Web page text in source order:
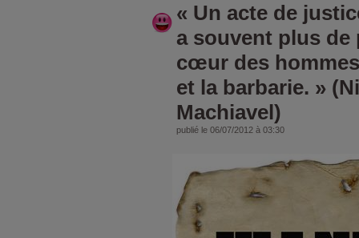
« Un acte de
a souvent plus
cœur des
et la barbarie. »
Machiavel)
publié le 06/07/2012 à 03:30